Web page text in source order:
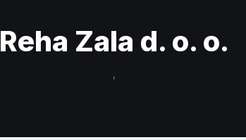
Reha Zala d. o. o.
,